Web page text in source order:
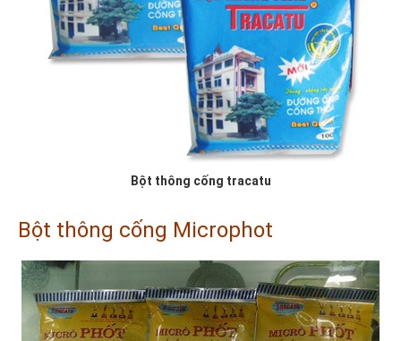
Bột thông cống tracatu
Bột thông cống Microphot